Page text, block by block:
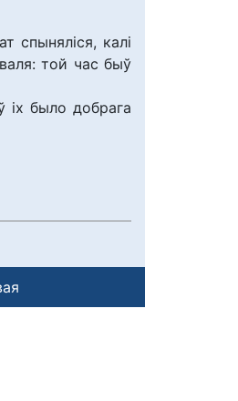
спыняліся, калі
той час быў
іх было добрага